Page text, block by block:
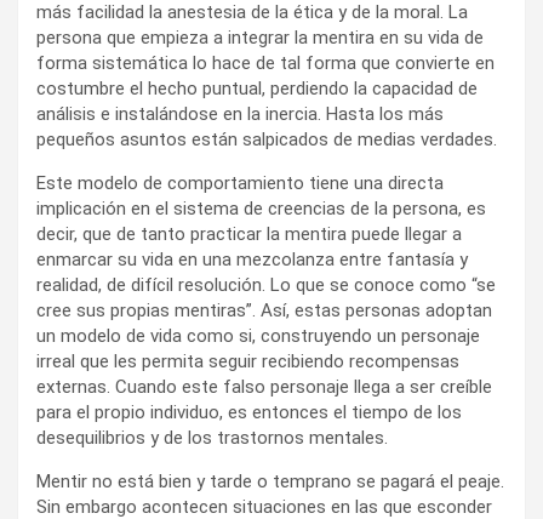
más facilidad la anestesia de la ética y de la moral. La
persona que empieza a integrar la mentira en su vida de
forma sistemática lo hace de tal forma que convierte en
costumbre el hecho puntual, perdiendo la capacidad de
análisis e instalándose en la inercia. Hasta los más
pequeños asuntos están salpicados de medias verdades.
Este modelo de comportamiento tiene una directa
implicación en el sistema de creencias de la persona, es
decir, que de tanto practicar la mentira puede llegar a
enmarcar su vida en una mezcolanza entre fantasía y
realidad, de difícil resolución. Lo que se conoce como “se
cree sus propias mentiras”. Así, estas personas adoptan
un modelo de vida como si, construyendo un personaje
irreal que les permita seguir recibiendo recompensas
externas. Cuando este falso personaje llega a ser creíble
para el propio individuo, es entonces el tiempo de los
desequilibrios y de los trastornos mentales.
Mentir no está bien y tarde o temprano se pagará el peaje.
Sin embargo acontecen situaciones en las que esconder